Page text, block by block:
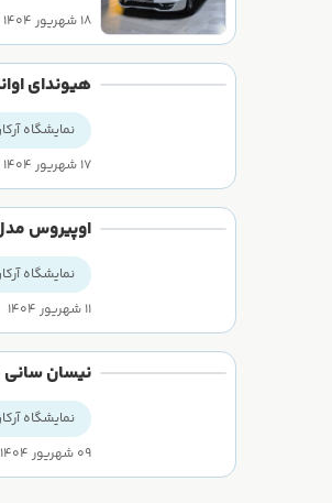
۱۸ شهریور ۱۴۰۴
هیوندای
نمایشگاه
۱۷ شهریور ۱۴۰۴
اوپیروس مدل
نمایشگاه
۱۱ شهریور ۱۴۰۴
نمایشگاه